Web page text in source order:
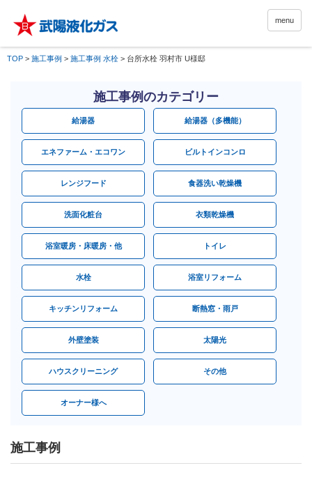
menu
TOP > 施工事例 > 施工事例 水栓 > 台所水栓 羽村市 U様邸
施工事例のカテゴリー
給湯器 給湯器（多機能）
エネファーム・エコワン ビルトインコンロ
レンジフード 食器洗い乾燥機
洗面化粧台 衣類乾燥機
浴室暖房・床暖房・他 トイレ
水栓 浴室リフォーム
キッチンリフォーム 断熱窓・雨戸
外壁塗装 太陽光
ハウスクリーニング その他
オーナー様へ
施工事例